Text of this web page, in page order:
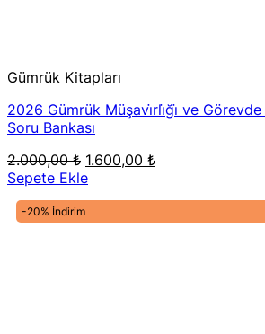
Gümrük Kitapları
2026 Gümrük Müşavi̇rli̇ği̇ ve Görevde
Soru Bankası
2.000,00₺ Orijinal
fiyat:
1.600,00 ₺Şu
Sepete Ekle
-20% İndirim